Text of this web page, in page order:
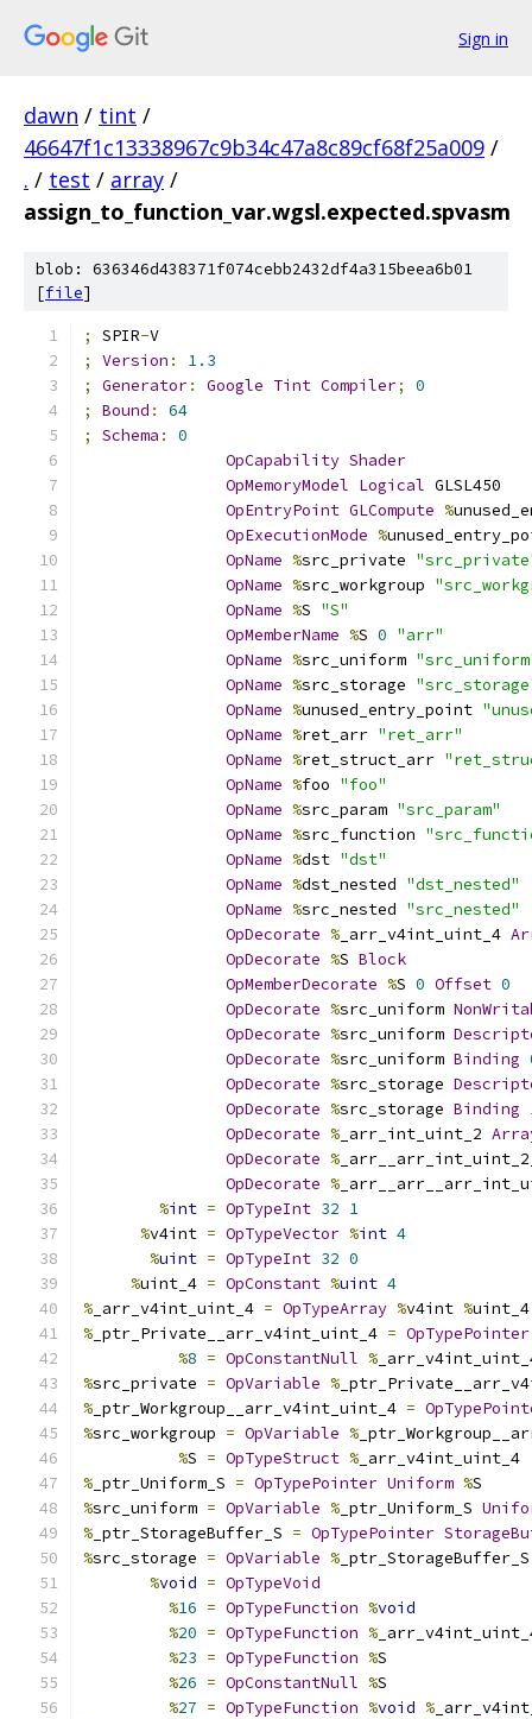
Sign in
dawn / tint /
46647f1c13338967c9b34c47a8c89cf68f25a009 /
. / test / array /
assign_to_function_var.wgsl.expected.spvasm
blob: 636346d438371f074cebb2432df4a315beea6b01
[file]
; SPIR-V
;
Version :
1.3
;
Generator: Google Tint Compiler;
0
;
Bound :
64
;
Schema :
0
OpCapability Shader
OpMemoryModel Logical GLSL450
OpEntryPoint GLCompute %
OpExecutionMode %
OpName %src_private
OpName %src_workgroup
OpName %S "S"
OpMemberName %S 0 "arr"
OpName %src_uniform
OpName %src_storage
OpName %unused_entry_point
OpName %ret_arr "ret_arr"
OpName %ret_struct_arr
OpName %foo "foo"
OpName %src_param "src_param"
OpName %src_function
OpName %dst "dst"
OpName %dst_nested "dst_nested"
OpName %src_nested "src_nested"
OpDecorate % _arr_v4int_uint_4
OpDecorate %S Block
OpMemberDecorate %S 0 Offset 0
OpDecorate %src_uniform
OpDecorate %src_uniform
OpDecorate %src_uniform Binding
OpDecorate %src_storage
OpDecorate %src_storage Binding
OpDecorate % _arr_int_uint_2
OpDecorate %
OpDecorate %
%int = OpTypeInt 32 1
%v4int = OpTypeVector %int 4
%uint = OpTypeInt 32 0
%uint_4 = OpConstant %uint 4
% _arr_v4int_uint_4 = OpTypeArray %v4int %uint_4
% _ptr_Private__arr_v4int_uint_4 = OpTypePointer
%8 = OpConstantNull %
%src_private = OpVariable %
% _ptr_Workgroup__arr_v4int_uint_4 =
%src_workgroup = OpVariable %
%S = OpTypeStruct % _arr_v4int_uint_4
% _ptr_Uniform_S = OpTypePointer Uniform %S
%src_uniform = OpVariable % _ptr_Uniform_S
% _ptr_StorageBuffer_S = OpTypePointer
%src_storage = OpVariable %
%void = OpTypeVoid
%16 = OpTypeFunction %void
%20 = OpTypeFunction %
%23 = OpTypeFunction %S
%26 = OpConstantNull %S
%27 = OpTypeFunction %void %